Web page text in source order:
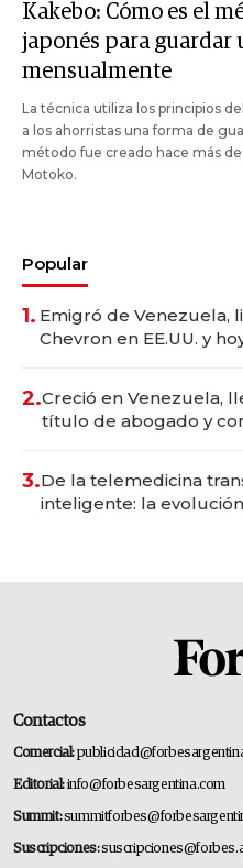
Kakebo: Cómo es el
japonés para guardar
mensualmente
La técnica utiliza los principios
a los ahorristas una forma de
método fue creado hace más de
Motoko.
Popular
1. Emigró de Venezuela,
Chevron en EE.UU. y
2.Creció en Venezuela,
título de abogado y
3.De la telemedicina
inteligente: la
Contactos
Comercial:
Editorial:info@forbesargentina.com
Summit:
Suscripciones: